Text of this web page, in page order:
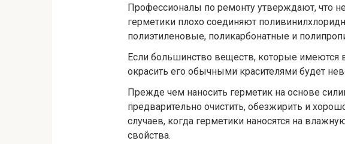
Профессионалы по ремонту утверждают, что
герметики плохо соединяют
полиэтиленовые, поликарбонатные и
Если большинство веществ, которые имеются
окрасить его обычными красителями будет
Прежде чем наносить герметик на основе
предварительно очистить, обезжирить и
случаев, когда герметики наносятся на
свойства.